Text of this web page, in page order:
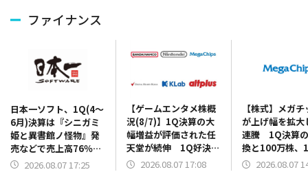
ファイナンス
日本一ソフト、1Q(4～
6月)決算は『シニガミ
姫と異書館ノ怪物』発
売などで売上高76％増
に 2Q以降発売の新作
2026.08.07 17:25
【ゲームエンタメ株概
況(8/7)】1Q決算の大
幅増益が評価された任
天堂が続伸 1Q好決算
と2Q累計業績予想の上
2026.08.07 17:08
【株式】メガ
が上げ幅を拡大
連騰 1Q決算
換と100万株、
円を上限とした
2026.08.07